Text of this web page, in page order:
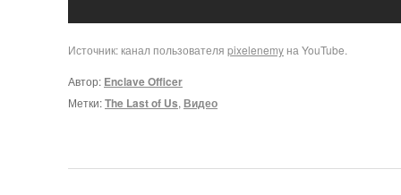
Источник: канал пользователя pixelenemy на YouTube.
Автор: Enclave Officer
Метки:The Last of Us, Видео